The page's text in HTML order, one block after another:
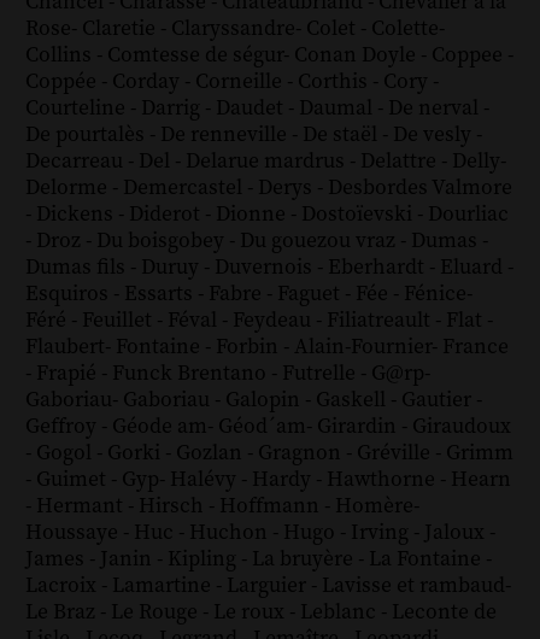
Rose- Claretie - Claryssandre- Colet - Colette-
Collins - Comtesse de ségur- Conan Doyle - Coppee -
Coppée - Corday - Corneille - Corthis - Cory -
Courteline - Darrig - Daudet - Daumal - De nerval -
De pourtalès - De renneville - De staël - De vesly -
Decarreau - Del - Delarue mardrus - Delattre - Delly-
Delorme - Demercastel - Derys - Desbordes Valmore
- Dickens - Diderot - Dionne - Dostoïevski - Dourliac
- Droz - Du boisgobey - Du gouezou vraz - Dumas -
Dumas fils - Duruy - Duvernois - Eberhardt - Eluard -
Esquiros - Essarts - Fabre - Faguet - Fée - Fénice-
Féré - Feuillet - Féval - Feydeau - Filiatreault - Flat -
Flaubert- Fontaine - Forbin - Alain-Fournier- France
- Frapié - Funck Brentano - Futrelle - G@rp-
Gaboriau- Gaboriau - Galopin - Gaskell - Gautier -
Geffroy - Géode am- Géod´am- Girardin - Giraudoux
- Gogol - Gorki - Gozlan - Gragnon - Gréville - Grimm
- Guimet - Gyp- Halévy - Hardy - Hawthorne - Hearn
- Hermant - Hirsch - Hoffmann - Homère-
Houssaye - Huc - Huchon - Hugo - Irving - Jaloux -
James - Janin - Kipling - La bruyère - La Fontaine -
Lacroix - Lamartine - Larguier - Lavisse et rambaud-
Le Braz - Le Rouge - Le roux - Leblanc - Leconte de